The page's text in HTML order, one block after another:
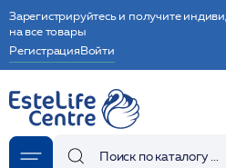
Зарегистрируйтесь и получите
на все товары
РегистрацияВойти